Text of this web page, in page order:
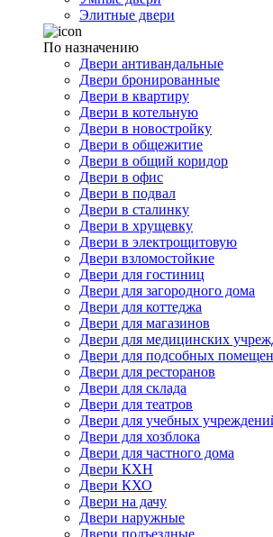
Элитные двери
По назначению
Двери антивандальные
Двери бронированные
Двери в квартиру
Двери в котельную
Двери в новостройку
Двери в общежитие
Двери в общий коридор
Двери в офис
Двери в подвал
Двери в сталинку
Двери в хрущевку
Двери в электрощитовую
Двери взломостойкие
Двери для гостиниц
Двери для загородного дома
Двери для коттеджа
Двери для магазинов
Двери для медицинских
Двери для подсобных
Двери для ресторанов
Двери для склада
Двери для театров
Двери для учебных
Двери для хозблока
Двери для частного дома
Двери КХН
Двери КХО
Двери на дачу
Двери наружные
Двери подъездные